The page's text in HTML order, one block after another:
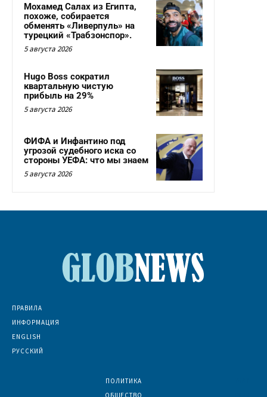
Мохамед Салах из Египта,
похоже, собирается
обменять «Ливерпуль» на
турецкий «Трабзонспор».
5 августа 2026
Hugo Boss сократил
квартальную чистую
прибыль на 29%
5 августа 2026
ФИФА и Инфантино под
угрозой судебного иска со
стороны УЕФА: что мы знаем
5 августа 2026
ПРАВИЛА
ИНФОРМАЦИЯ
ENGLISH
РУССКИЙ
ПОЛИТИКА
ОБЩЕСТВО